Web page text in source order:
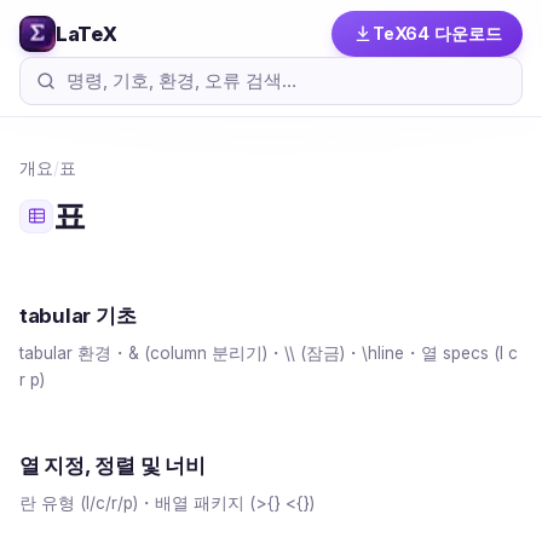
LaTeX TeX64 다운로드
개요/표
표
tabular 기초
tabular 환경・& (column 분리기)・\\ (잠금)・\hline・열 specs (l c
r p)
열 지정, 정렬 및 너비
란 유형 (l/c/r/p)・배열 패키지 (>{} <{})